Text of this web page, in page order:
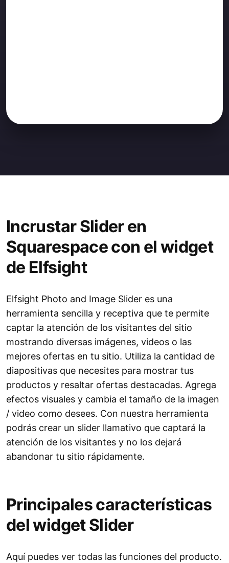
Incrustar Slider en
Squarespace con el widget
de Elfsight
Elfsight Photo and Image Slider es una
herramienta sencilla y receptiva que te permite
captar la atención de los visitantes del sitio
mostrando diversas imágenes, videos o las
mejores ofertas en tu sitio. Utiliza la cantidad de
diapositivas que necesites para mostrar tus
productos y resaltar ofertas destacadas. Agrega
efectos visuales y cambia el tamaño de la imagen
/ video como desees. Con nuestra herramienta
podrás crear un slider llamativo que captará la
atención de los visitantes y no los dejará
abandonar tu sitio rápidamente.
Principales características
del widget Slider
Aquí puedes ver todas las funciones del producto.